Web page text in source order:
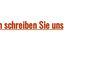
schreiben Sie uns